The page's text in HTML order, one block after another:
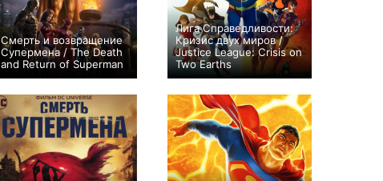
Смерть и возвращение
Супермена / The Death
and Return of Superman
+9
Лига Справедливости:
Кризис двух миров /
Justice League: Crisis on
Two Earths
0